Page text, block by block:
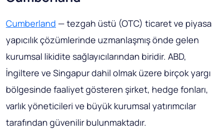
Cumberland — tezgah üstü (OTC) ticaret ve piyasa
yapıcılık çözümlerinde uzmanlaşmış önde gelen
kurumsal likidite sağlayıcılarından biridir. ABD,
İngiltere ve Singapur dahil olmak üzere birçok yargı
bölgesinde faaliyet gösteren şirket, hedge fonları,
varlık yöneticileri ve büyük kurumsal yatırımcılar
tarafından güvenilir bulunmaktadır.